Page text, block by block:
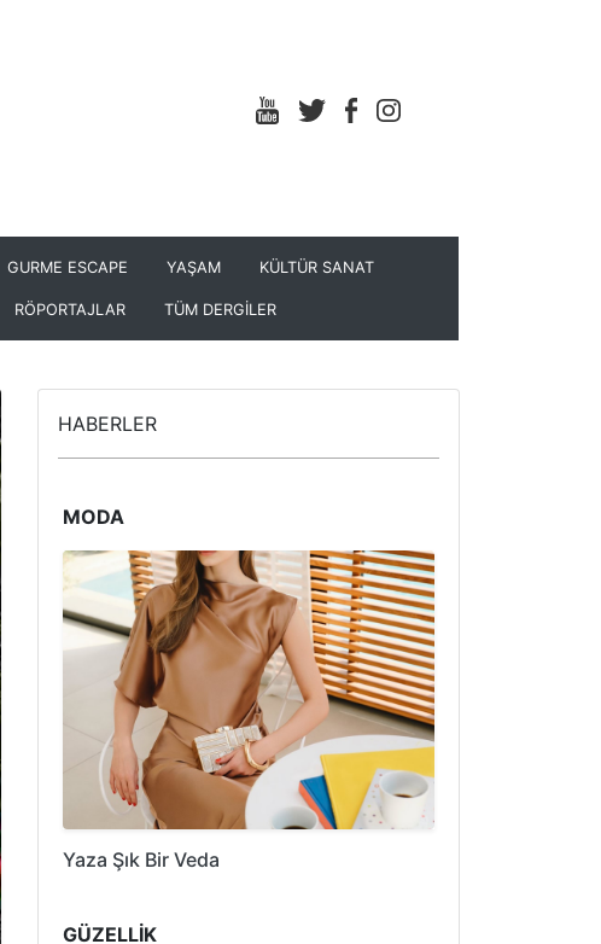
GURME ESCAPE YAŞAM KÜLTÜR SANAT
RÖPORTAJLAR TÜM DERGİLER
HABERLER
MODA
Yaza Şık Bir Veda
GÜZELLİK